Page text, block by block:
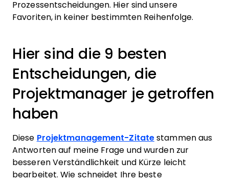
Prozessentscheidungen. Hier sind unsere
Favoriten, in keiner bestimmten Reihenfolge.
Hier sind die 9 besten
Entscheidungen, die
Projektmanager je getroffen
haben
Diese Projektmanagement-Zitate stammen aus
Antworten auf meine Frage und wurden zur
besseren Verständlichkeit und Kürze leicht
bearbeitet. Wie schneidet Ihre beste